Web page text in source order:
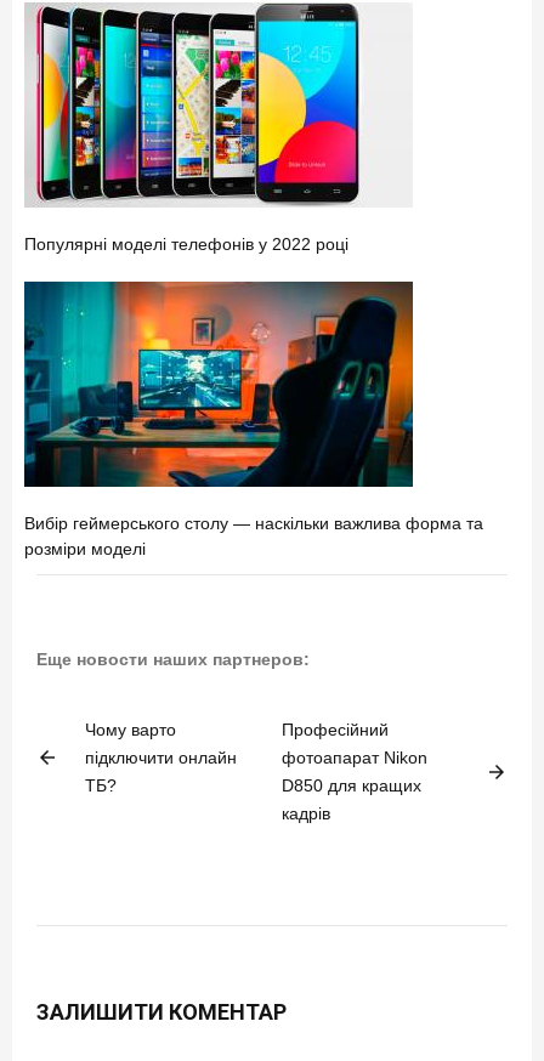
Популярні моделі телефонів у 2022 році
Вибір геймерського столу — наскільки важлива форма та
розміри моделі
Еще новости наших партнеров:
arrow_back
Чому варто
підключити онлайн
ТБ?
Професійний
фотоапарат Nikon
D850 для кращих
кадрів
arrow_forward
ЗАЛИШИТИ КОМЕНТАР